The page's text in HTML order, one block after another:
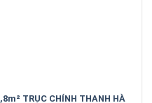
TRỤC CHÍNH THANH HÀ